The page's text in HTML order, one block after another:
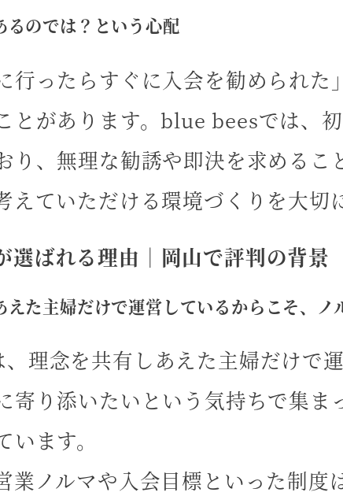
るのでは？という心配
行ったらすぐに入会を勧められた
とがあります。blue beesでは、
り、無理な勧誘や即決を求める
えていただける環境づくりを大切
ばれる理由｜岡山で評判の背景
えた主婦だけで運営しているからこそ、ノ
理念を共有しあえた主婦だけで
寄り添いたいという気持ちで集ま
ます。
業ノルマや入会目標といった制度